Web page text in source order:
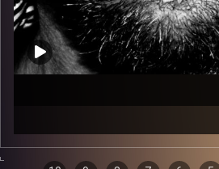
של הופעות חיות. הרבה ג'אם, רוק,
בלוז, bluegrass, ג'אז, Fאנק, פרוגרסיב ואפילו אלקטרוניקה.